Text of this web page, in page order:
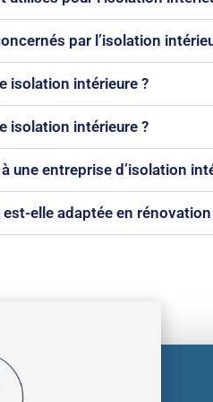
par l’isolation
isolation intérieure ?
isolation intérieure ?
une entreprise d’isolation
elle adaptée en rénovation